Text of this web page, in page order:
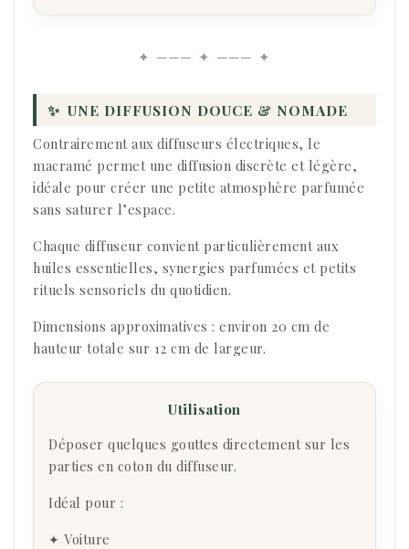
✦ ─── ✦ ─── ✦
✨ UNE DIFFUSION DOUCE & NOMADE
Contrairement aux diffuseurs électriques, le
macramé permet une diffusion discrète et légère,
idéale pour créer une petite atmosphère parfumée
sans saturer l’espace.
Chaque diffuseur convient particulièrement aux
huiles essentielles, synergies parfumées et petits
rituels sensoriels du quotidien.
Dimensions approximatives : environ 20 cm de
hauteur totale sur 12 cm de largeur.
Utilisation
Déposer quelques gouttes directement sur les
parties en coton du diffuseur.
Idéal pour :
✦ Voiture